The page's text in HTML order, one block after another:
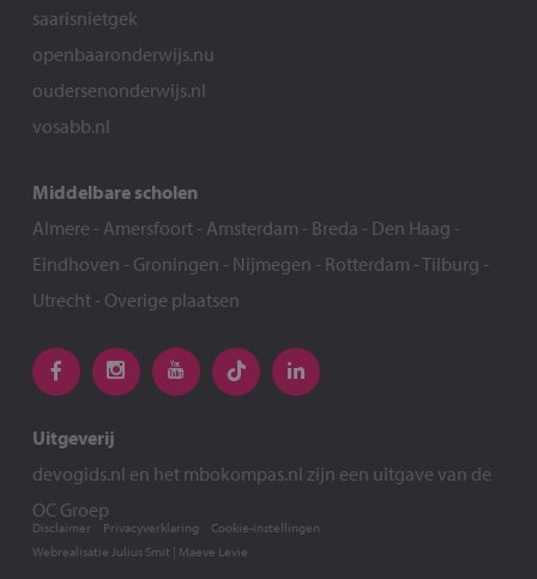
saarisnietgek
openbaaronderwijs.nu
oudersenonderwijs.nl
vosabb.nl
Middelbare scholen
Almere - Amersfoort- Amsterdam - Breda - Den Haag -
Eindhoven - Groningen - Nijmegen - Rotterdam -Tilburg -
Utrecht- Overige plaatsen
Uitgeverij
devogids.nl en het mbokompas.nl zijn een uitgave van de
OC Groep
Webrealisatie Julius Smit | Maeve Levie
Disclaimer Privacyverklaring Cookie-instellingen